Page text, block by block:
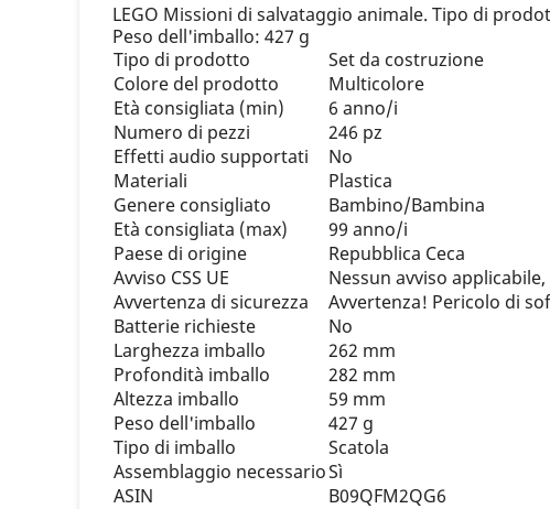
LEGO Missioni di salvataggio animale. Tipo di
Peso dell'imballo: 427 g
Tipo di prodotto
Set da costruzione
Colore del prodotto
Multicolore
Età consigliata (min)
6 anno/i
Numero di pezzi
246 pz
Effetti audio supportati
No
Materiali
Plastica
Genere consigliato
Bambino/Bambina
Età consigliata (max)
99 anno/i
Paese di origine
Repubblica Ceca
Avviso CSS UE
Nessun avviso
Avvertenza di sicurezza
Avvertenza! Pericolo di
Batterie richieste
No
Larghezza imballo
262 mm
Profondità imballo
282 mm
Altezza imballo
59 mm
Peso dell'imballo
427 g
Tipo di imballo
Scatola
Assemblaggio necessarioSì
ASIN
B09QFM2QG6